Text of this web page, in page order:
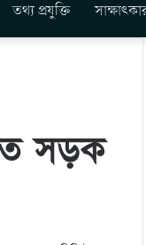
তথ্য প্রযুক্তি
সড়ক